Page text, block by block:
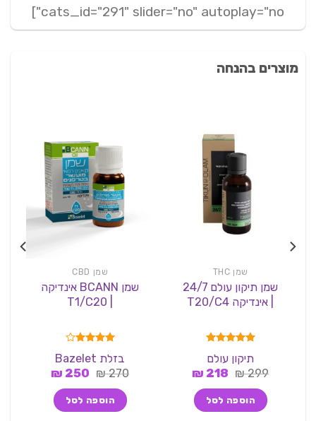
cats_id="291" slider="no" autoplay="no"]
מוצרים בהנחה
שמן THC
שמן תיקון עולם 24/7
| אינדיקה T20/C4
מתוך 5
תיקון עולם
299
₪ המחיר
היה:
299 ₪.
218
₪המחיר
הוא:
218 ₪.
הוספה לסל
שמן CBD
שמן BCANN אינדיקה
דורג
4.00
מתוך 5
בזלת Bazelet
270
₪ המחיר
היה:
270 ₪.
250
₪המחיר
הוא:
250 ₪.
הוספה לסל